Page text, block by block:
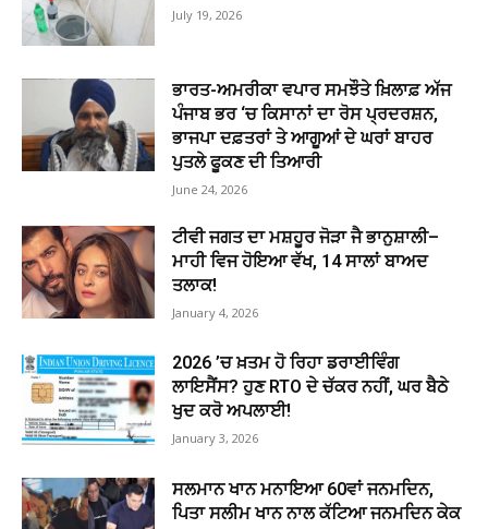
July 19, 2026
ਭਾਰਤ-ਅਮਰੀਕਾ ਵਪਾਰ ਸਮਝੌਤੇ ਖ਼ਿਲਾਫ਼ ਅੱਜ
ਪੰਜਾਬ ਭਰ ‘ਚ ਕਿਸਾਨਾਂ ਦਾ ਰੋਸ ਪ੍ਰਦਰਸ਼ਨ,
ਭਾਜਪਾ ਦਫ਼ਤਰਾਂ ਤੇ ਆਗੂਆਂ ਦੇ ਘਰਾਂ ਬਾਹਰ
ਪੁਤਲੇ ਫੂਕਣ ਦੀ ਤਿਆਰੀ
June 24, 2026
ਟੀਵੀ ਜਗਤ ਦਾ ਮਸ਼ਹੂਰ ਜੋੜਾ ਜੈ ਭਾਨੁਸ਼ਾਲੀ–
ਮਾਹੀ ਵਿਜ ਹੋਇਆ ਵੱਖ, 14 ਸਾਲਾਂ ਬਾਅਦ
ਤਲਾਕ!
January 4, 2026
2026 ’ਚ ਖ਼ਤਮ ਹੋ ਰਿਹਾ ਡਰਾਈਵਿੰਗ
ਲਾਇਸੈਂਸ? ਹੁਣ RTO ਦੇ ਚੱਕਰ ਨਹੀਂ, ਘਰ ਬੈਠੇ
ਖੁਦ ਕਰੋ ਅਪਲਾਈ!
January 3, 2026
ਸਲਮਾਨ ਖਾਨ ਮਨਾਇਆ 60ਵਾਂ ਜਨਮਦਿਨ,
ਪਿਤਾ ਸਲੀਮ ਖਾਨ ਨਾਲ ਕੱਟਿਆ ਜਨਮਦਿਨ ਕੇਕ